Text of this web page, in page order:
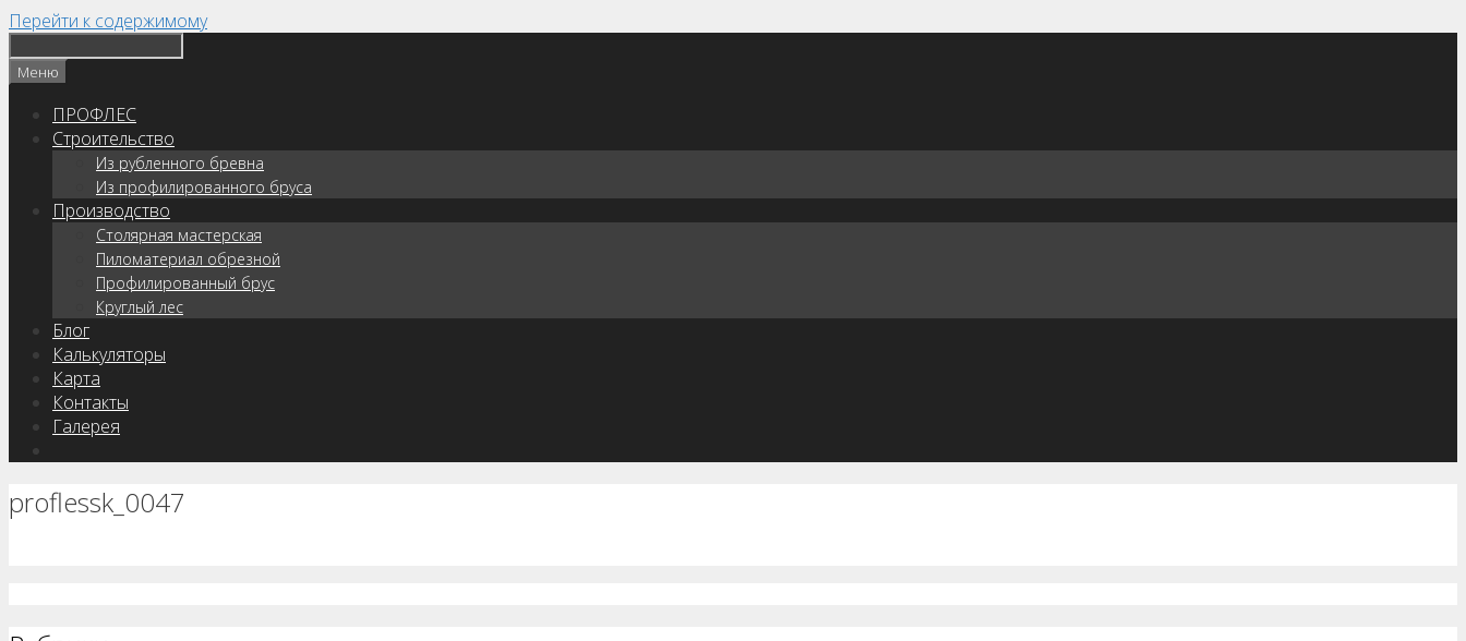
Перейти к содержимому
Меню
ПРОФЛЕС
Строительство
Из рубленного бревна
Из профилированного бруса
Производство
Столярная мастерская
Пиломатериал обрезной
Профилированный брус
Круглый лес
Блог
Калькуляторы
Карта
Контакты
Галерея
proflessk_0047